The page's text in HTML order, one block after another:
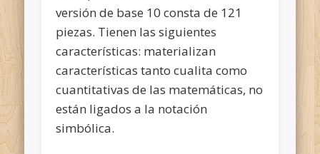
versión de base 10 consta de 121
piezas. Tienen las siguientes
características: materializan
características tanto cualita como
cuantitativas de las matemáticas, no
están ligados a la notación
simbólica.